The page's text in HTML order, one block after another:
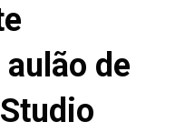
de